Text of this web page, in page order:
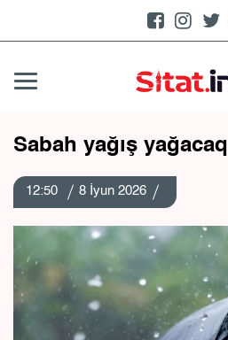
Sabah yağış yağacaq
12:50 8 İyun 2026